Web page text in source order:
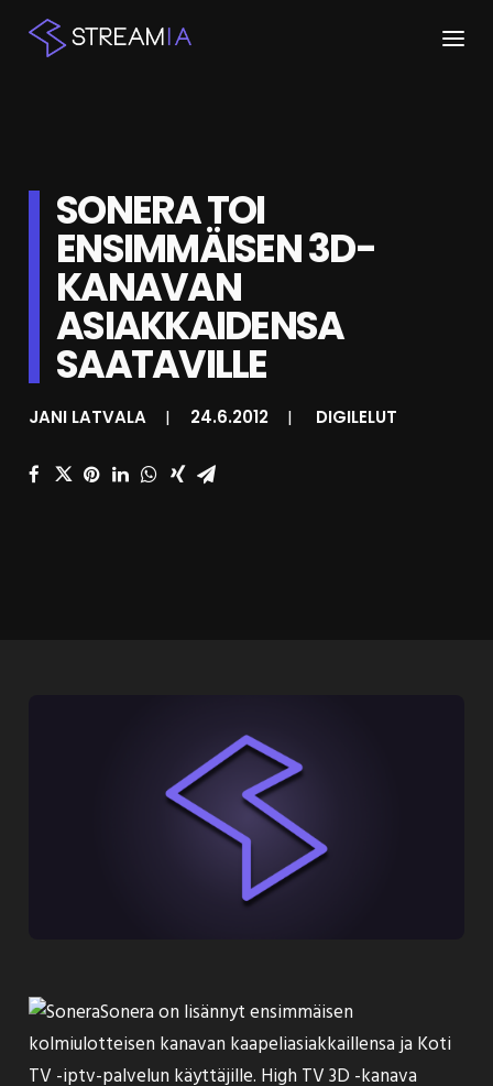
STREAMIT
KESKUSTELU
SHOP
SONERA TOI
ENSIMMÄISEN 3D-
KANAVAN
ASIAKKAIDENSA
SAATAVILLE
JANI LATVALA | 24.6.2012 | DIGILELUT
Sonera on lisännytensimmäisen
kolmiulotteisen kanavan kaapeliasiakkaillensa ja Koti
TV -iptv-palvelun käyttäjille. High TV 3D -kanava